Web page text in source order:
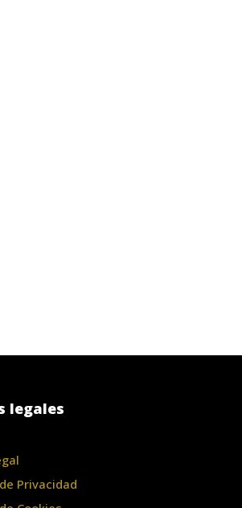
legales
Privacidad